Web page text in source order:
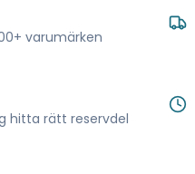
varumärken
hitta rätt reservdel